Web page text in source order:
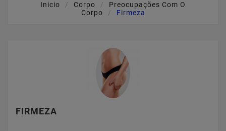
Inicio Corpo
Preocupações Com O
Corpo
Firmeza
FIRMEZA